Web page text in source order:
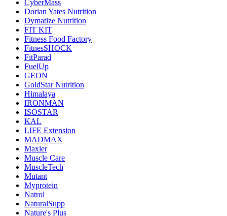
CyberMass
Dorian Yates Nutrition
Dymatize Nutrition
FIT KIT
Fitness Food Factory
FitnesSHOCK
FitParad
FuelUp
GEON
GoldStar Nutrition
Himalaya
IRONMAN
ISOSTAR
KAL
LIFE Extension
MADMAX
Maxler
Muscle Care
MuscleTech
Mutant
Myprotein
Natrol
NaturalSupp
Nature's Plus